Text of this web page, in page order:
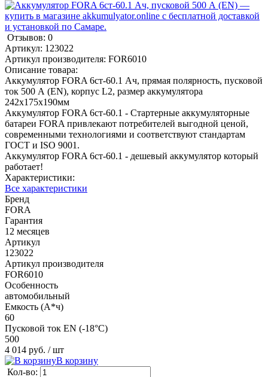
Отзывов: 0
Артикул: 123022
Артикул производителя: FOR6010
Описание товара:
Аккумулятор FORA 6ст-60.1 Ач, прямая полярность, пусковой
ток 500 А (EN), корпус L2, размер аккумулятора
242х175х190мм
Аккумулятор FORA 6ст-60.1 - Cтартерные аккумуляторные
батареи FORA привлекают потребителей выгодной ценой,
современными технологиями и соответствуют стандартам
ГОСТ и ISO 9001.
Аккумулятор FORA 6ст-60.1 - дешевый аккумулятор который
работает!
Характеристики:
Все характеристики
Бренд
FORA
Гарантия
12 месяцев
Артикул
123022
Артикул производителя
FOR6010
Особенность
автомобильный
Емкость (А*ч)
60
Пусковой ток EN (-18°C)
500
4 014 руб. / шт
В корзину
Кол-во: